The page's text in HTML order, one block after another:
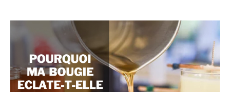
HIGH TECH
LOISIRS
picard
Création
de
bougies